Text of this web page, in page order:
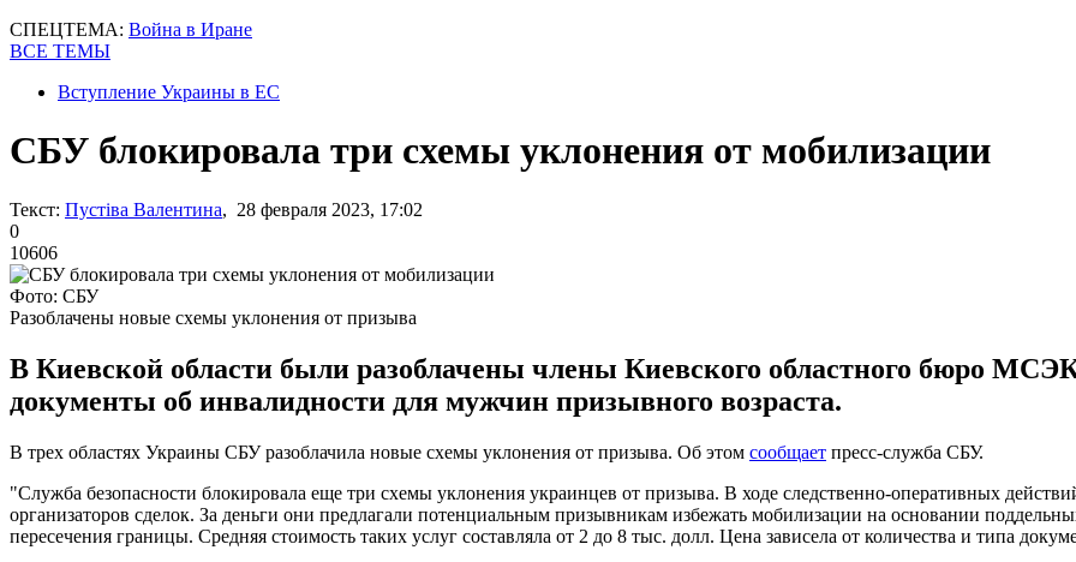
СПЕЦТЕМА: Война в Иране
ВСЕ ТЕМЫ
Вступление Украины в ЕС
СБУ блокировала три схемы уклонения от мобилизации
Текст: Пустіва Валентина, 28 февраля 2023, 17:02
0
10606
Фото: СБУ
Разоблачены новые схемы уклонения от призыва
В Киевской области были разоблачены члены Киевского областного бюро
документы об инвалидности для мужчин призывного возраста.
В трех областях Украины СБУ разоблачила новые схемы уклонения от призыва. Об этом сообщает пресс-служба СБУ.
"Служба безопасности блокировала еще три схемы уклонения украинцев от призыва. В ходе следственно-оперативных
организаторов сделок. За деньги они предлагали потенциальным призывникам избежать мобилизации на основании
пересечения границы. Средняя стоимость таких услуг составляла от 2 до 8 тыс. долл. Цена зависела от количества и типа